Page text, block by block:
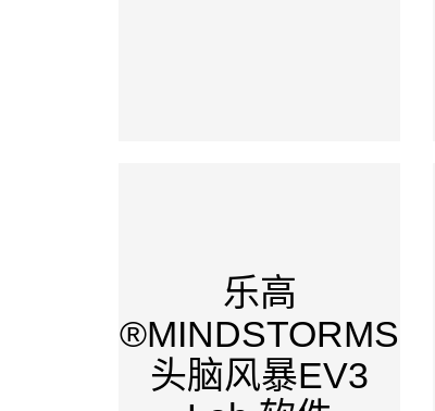
乐高
®MINDSTORMS
头脑风暴EV3